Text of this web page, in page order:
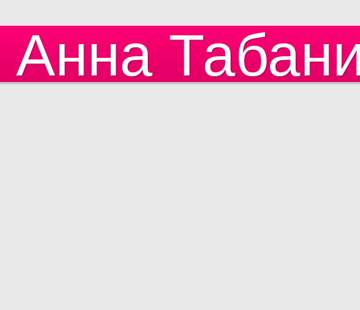
Анна